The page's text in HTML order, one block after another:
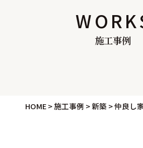
施工事例
HOME>施工事例 >新築 >仲良し